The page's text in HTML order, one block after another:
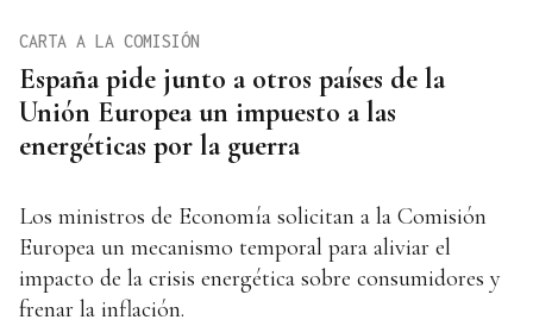
España pide junto a otros países de la
Unión Europea un impuesto a las
energéticas por la guerra
CARTA A LA COMISIÓN
Los ministros de Economía solicitan a la Comisión
Europea un mecanismo temporal para aliviar el
impacto de la crisis energética sobre consumidores y
frenar la inflación.